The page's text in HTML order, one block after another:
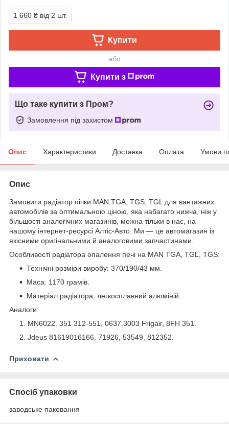
1 660 ₴ від 2 шт.
Купити
або
Купити з
Що таке купити з Пром?
Замовлення під захистом
Опис Характеристики Доставка Оплата Умови
Опис
Замовити радіатор пічки MAN TGA, TGS, TGL для вантажних
автомобілів за оптимальною ціною, яка набагато нижча, ніж у
більшості аналогічних магазинів, можна тільки в нас, на
нашому інтернет-ресурсі Алтіс-Авто. Ми — це автомагазин із
якісними оригінальними й аналоговими запчастинами.
Особливості радіатора опалення печі на MAN TGA, TGL, TGS:
Технічні розміри виробу: 370/190/43 мм.
Маса: 1170 грамів.
Матеріал радіатора: легкосплавний алюміній.
Аналоги:
MN6022. 351 312-551, 0637.3003 Frigair, 8FH 351.
Jdeus 81619016166, 71926, 53549, 812352.
Приховати
Спосіб упаковки
заводське паковання